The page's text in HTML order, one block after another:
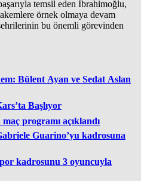
temsil eden İbrahimoğlu,
örnek olmaya devam
bu önemli görevinden
Bülent Ayan ve Sedat Aslan
Başlıyor
programı açıklandı
Guarino’yu kadrosuna
kadrosunu 3 oyuncuyla